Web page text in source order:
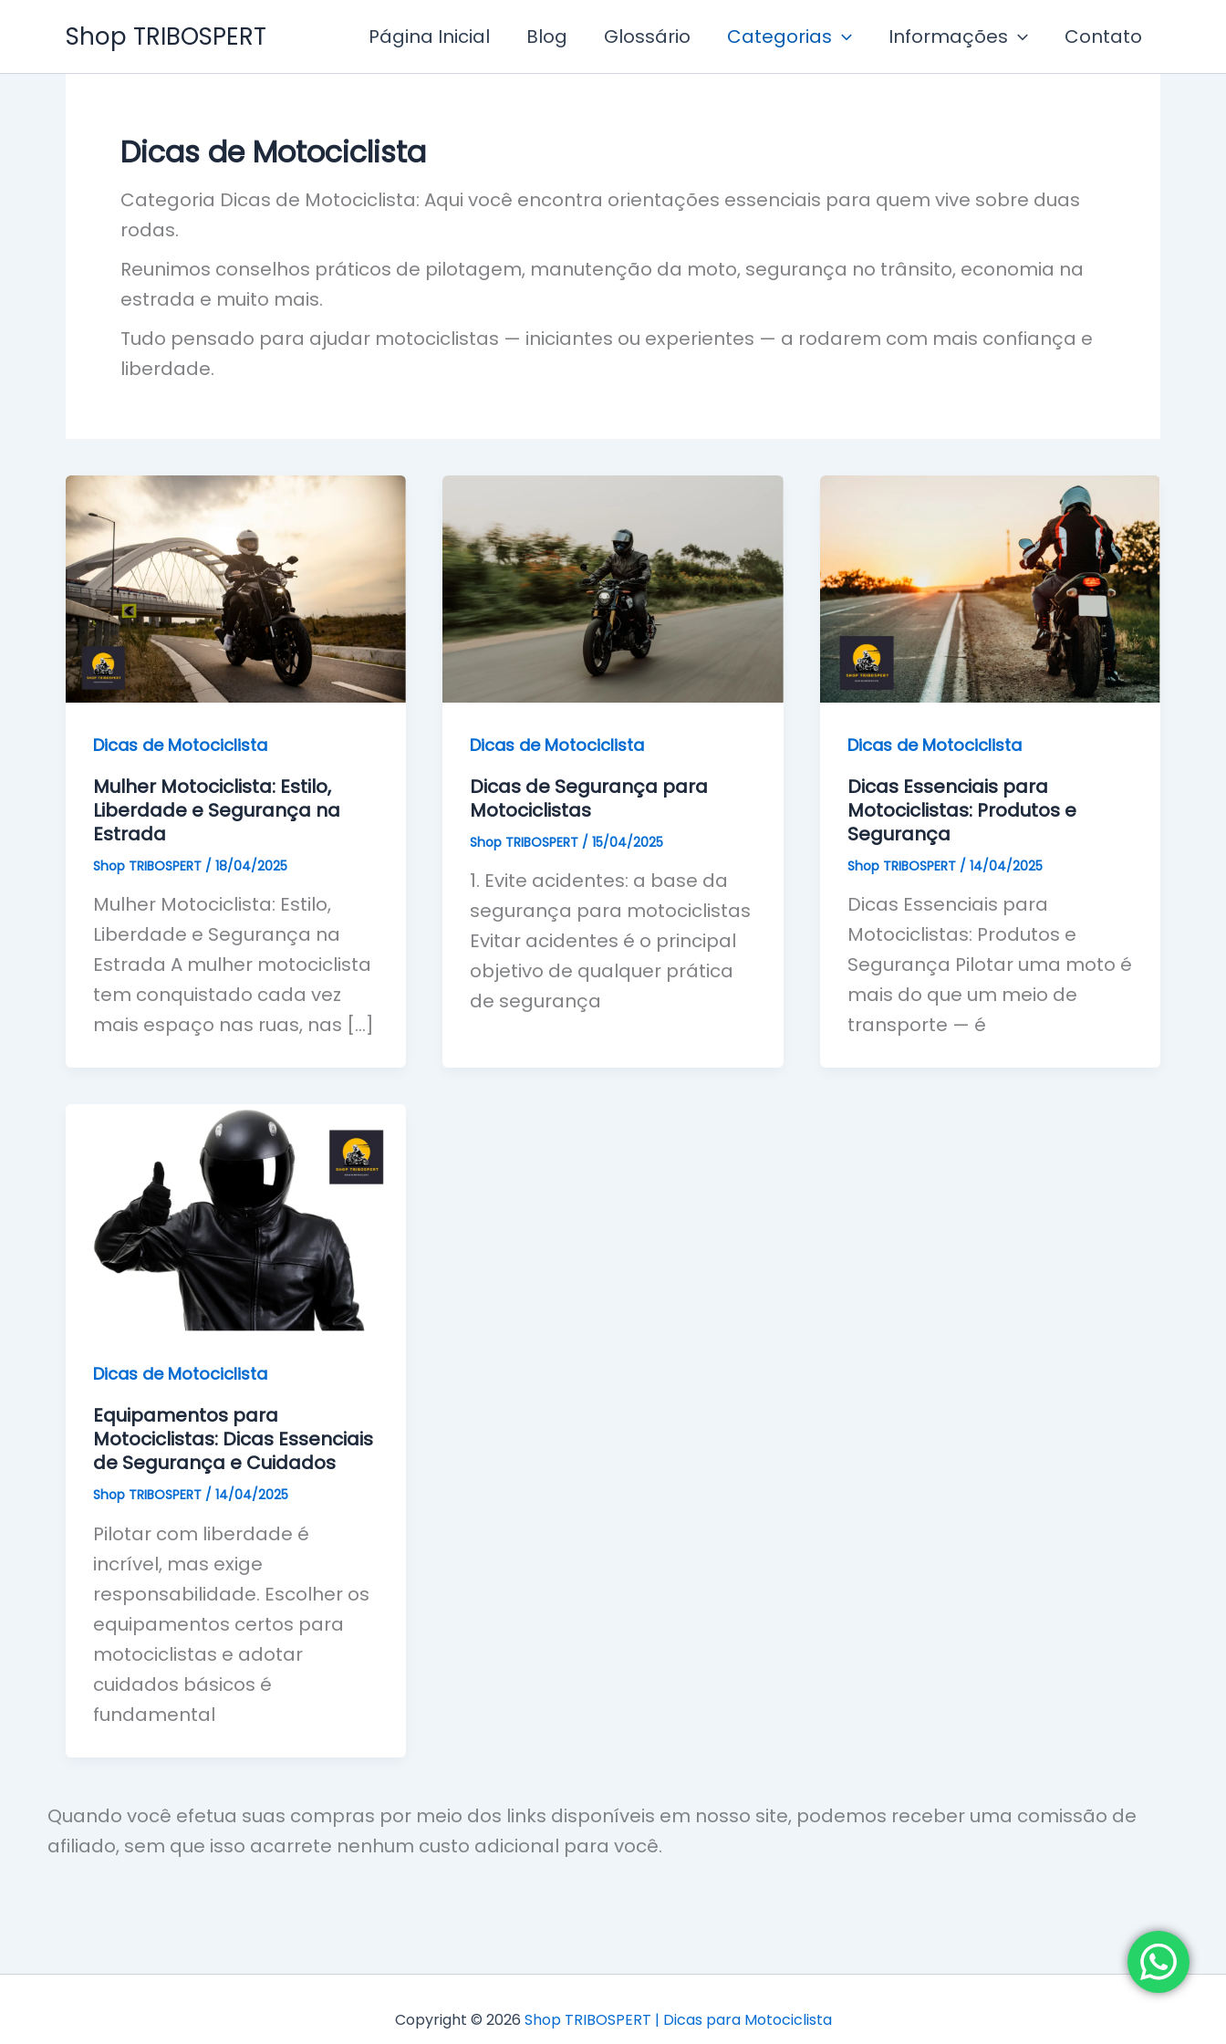
o
Shop TRIBOSPERT Página Inicial Blog Glossário Categorias Informações Contato
Dicas de Motociclista
Categoria Dicas de Motociclista: Aqui você encontra orientações essenciais para quem vive sobre duas
rodas.
Reunimos conselhos práticos de pilotagem, manutenção da moto, segurança no trânsito, economia na
estrada e muito mais.
Tudo pensado para ajudar motociclistas — iniciantes ou experientes — a rodarem com mais confiança e
liberdade.
Dicas de Motociclista
Mulher Motociclista: Estilo,
Liberdade e Segurança na
Estrada
Shop TRIBOSPERT / 18/04/2025
Mulher Motociclista: Estilo,
Liberdade e Segurança na
Estrada A mulher motociclista
tem conquistado cada vez
mais espaço nas ruas, nas […]
Dicas de Motociclista
Dicas de Segurança para
Motociclistas
Shop TRIBOSPERT /15/04/2025
1. Evite acidentes: a base da
segurança para motociclistas
Evitar acidentes é o principal
objetivo de qualquer prática
de segurança
Dicas de Motociclista
Dicas Essenciais para
Motociclistas: Produtos e
Segurança
Shop TRIBOSPERT / 14/04/2025
Dicas Essenciais para
Motociclistas: Produtos e
Segurança Pilotar uma moto é
mais do que um meio de
transporte — é
Dicas de Motociclista
Equipamentos para
Motociclistas: Dicas Essenciais
de Segurança e Cuidados
Shop TRIBOSPERT / 14/04/2025
Pilotar com liberdade é
incrível, mas exige
responsabilidade. Escolher os
equipamentos certos para
motociclistas e adotar
cuidados básicos é
fundamental
Quando você efetua suas compras por meio dos links disponíveis em nosso site, podemos receber uma comissão de
afiliado, sem que isso acarrete nenhum custo adicional para você.
Copyright © 2026 Shop TRIBOSPERT | Dicas para Motociclista